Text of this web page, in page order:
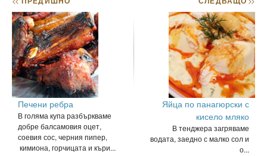
Печени ребра
В голяма купа разбъркваме
добре балсамовия оцет,
соевия сос, черния пипер,
кимиона, горчицата и къри...
Яйца по панагюрски с
кисело мляко
В тенджера загряваме
водата, заедно с малко сол и
о...